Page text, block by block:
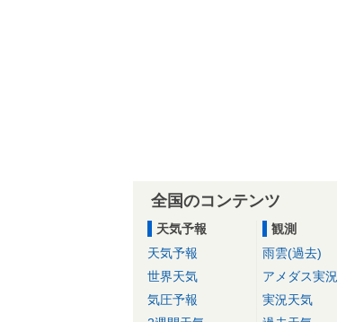
全国のコンテンツ
天気予報
天気予報
世界天気
気圧予報
観測
雨雲(過去)
アメダス実況
実況天気